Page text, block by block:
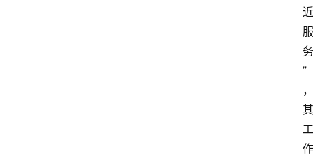
近
服
务
”
，
其
工
作